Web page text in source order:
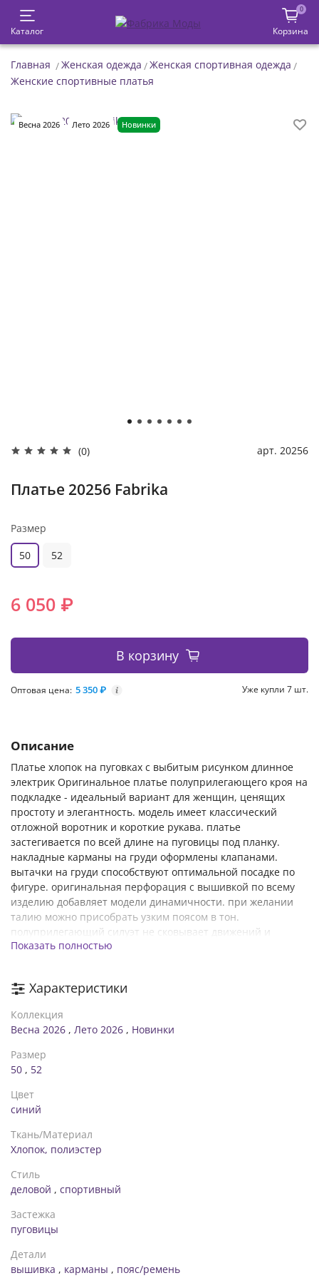
Каталог
0
Корзина
Главная Женская одежда
Женская спортивная одежда
Женские спортивные платья
Весна 2026 Лето 2026 Новинки
(0) арт. 20256
Платье 20256 Fabrika
Размер
50
52
6 050 ₽
В корзину
Оптовая цена: 5 350 ₽ i Уже купли 7 шт.
Описание
Платье хлопок на пуговках с выбитым рисунком длинное
электрик Оригинальное платье полуприлегающего кроя на
подкладке - идеальный вариант для женщин, ценящих
простоту и элегантность. модель имеет классический
отложной воротник и короткие рукава. платье
застегивается по всей длине на пуговицы под планку.
накладные карманы на груди оформлены клапанами.
вытачки на груди способствуют оптимальной посадке по
фигуре. оригинальная перфорация с вышивкой по всему
изделию добавляет модели динамичности. при желании
талию можно присобрать узким поясом в тон.
полуприлегающий силуэт не сковывает движений и
искусно обыгрывает фигуру, маскируя мелкие недостатки.
Параметры модели: Рост 173 см, Размер 54
Показать полностью
Характеристики
Коллекция
Весна 2026 , Лето 2026 , Новинки
Размер
50 , 52
Цвет
синий
Ткань/Материал
Хлопок, полиэстер
Стиль
деловой , спортивный
Застежка
пуговицы
Детали
вышивка , карманы , пояс/ремень